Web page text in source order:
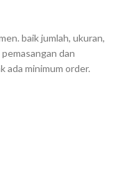
baik jumlah, ukuran,
dan
ada minimum order.